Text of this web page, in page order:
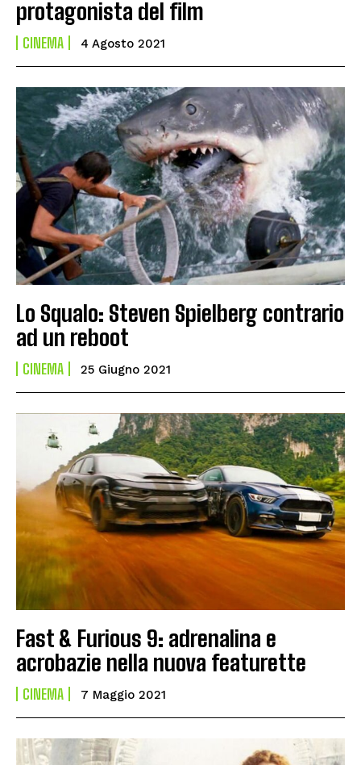
protagonista del film
CINEMA 4 Agosto 2021
Lo Squalo: Steven Spielberg contrario
ad un reboot
CINEMA 25 Giugno 2021
Fast & Furious 9: adrenalina e
acrobazie nella nuova featurette
CINEMA 7 Maggio 2021